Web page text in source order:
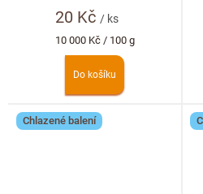
20 Kč / ks
Měrná
cena:
10 000 Kč / 100 g
Do košíku
Chlazené balení